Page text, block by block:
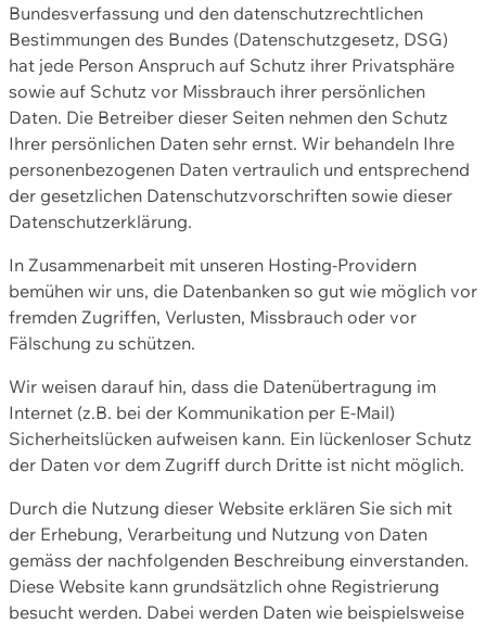
Bundesverfassung und den datenschutzrechtlichen
Bestimmungen des Bundes (Datenschutzgesetz, DSG)
hat jede Person Anspruch auf Schutz ihrer Privatsphäre
sowie auf Schutz vor Missbrauch ihrer persönlichen
Daten. Die Betreiber dieser Seiten nehmen den Schutz
Ihrer persönlichen Daten sehr ernst. Wir behandeln Ihre
personenbezogenen Daten vertraulich und entsprechend
der gesetzlichen Datenschutzvorschriften sowie dieser
Datenschutzerklärung.
In Zusammenarbeit mit unseren Hosting-Providern
bemühen wir uns, die Datenbanken so gut wie möglich vor
fremden Zugriffen, Verlusten, Missbrauch oder vor
Fälschung zu schützen.
Wir weisen darauf hin, dass die Datenübertragung im
Internet (z.B. bei der Kommunikation per E-Mail)
Sicherheitslücken aufweisen kann. Ein lückenloser Schutz
der Daten vor dem Zugriff durch Dritte ist nicht möglich.
Durch die Nutzung dieser Website erklären Sie sich mit
der Erhebung, Verarbeitung und Nutzung von Daten
gemäss der nachfolgenden Beschreibung einverstanden.
Diese Website kann grundsätzlich ohne Registrierung
besucht werden. Dabei werden Daten wie beispielsweise